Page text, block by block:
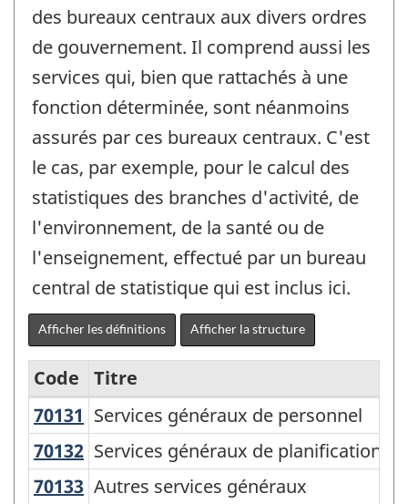
des bureaux centraux aux divers ordres
de gouvernement. Il comprend aussi les
services qui, bien que rattachés à une
fonction déterminée, sont néanmoins
assurés par ces bureaux centraux. C'est
le cas, par exemple, pour le calcul des
statistiques des branches d'activité, de
l'environnement, de la santé ou de
l'enseignement, effectué par un bureau
central de statistique qui est inclus ici.
Afficher les définitions Afficher la structure
Classification
canadienne
des
Code
Titre
70131 Services généraux de personnel
Services généraux de personnel
70132 Services généraux de
Services généraux de planification
70133 Autres services généraux
Autres services généraux